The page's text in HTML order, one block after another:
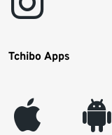
Tchibo Apps
appleinc android